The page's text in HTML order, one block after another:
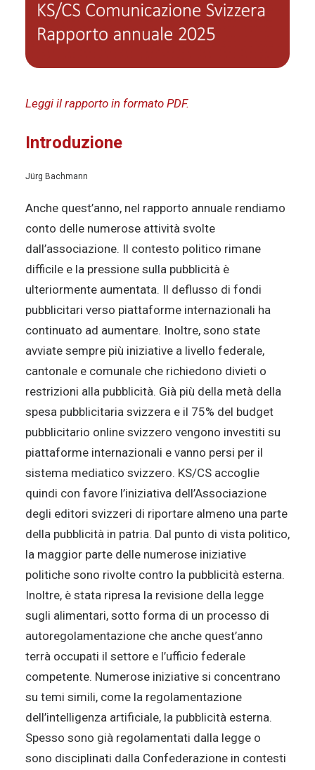
Leggi il rapporto in formato PDF.
Introduzione
Jürg Bachmann
Anche quest’anno, nel rapporto annuale rendiamo
conto delle numerose attività svolte
dall’associazione. Il contesto politico rimane
difficile e la pressione sulla pubblicità è
ulteriormente aumentata. Il deflusso di fondi
pubblicitari verso piattaforme internazionali ha
continuato ad aumentare. Inoltre, sono state
avviate sempre più iniziative a livello federale,
cantonale e comunale che richiedono divieti o
restrizioni alla pubblicità. Già più della metà della
spesa pubblicitaria svizzera e il 75% del budget
pubblicitario online svizzero vengono investiti su
piattaforme internazionali e vanno persi per il
sistema mediatico svizzero. KS/CS accoglie
quindi con favore l’iniziativa dell’Associazione
degli editori svizzeri di riportare almeno una parte
della pubblicità in patria. Dal punto di vista politico,
la maggior parte delle numerose iniziative
politiche sono rivolte contro la pubblicità esterna.
Inoltre, è stata ripresa la revisione della legge
sugli alimentari, sotto forma di un processo di
autoregolamentazione che anche quest’anno
terrà occupati il settore e l’ufficio federale
competente. Numerose iniziative si concentrano
su temi simili, come la regolamentazione
dell’intelligenza artificiale, la pubblicità esterna.
Spesso sono già regolamentati dalla legge o
sono disciplinati dalla Confederazione in contesti